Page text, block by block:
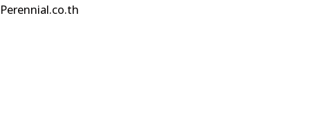
Skip
Perennial.co.th